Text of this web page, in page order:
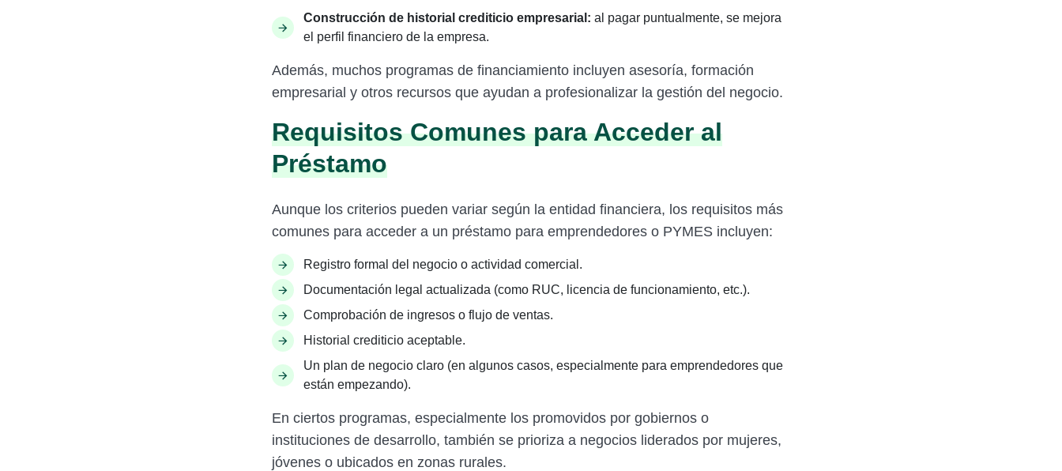
Construcción de historial crediticio empresarial: al pagar puntualmente, se mejora
el perfil financiero de la empresa.
Además, muchos programas de financiamiento incluyen asesoría, formación
empresarial y otros recursos que ayudan a profesionalizar la gestión del negocio.
Requisitos Comunes para Acceder al
Préstamo
Aunque los criterios pueden variar según la entidad financiera, los requisitos más
comunes para acceder a un préstamo para emprendedores o PYMES incluyen:
Registro formal del negocio o actividad comercial.
Documentación legal actualizada (como RUC, licencia de funcionamiento, etc.).
Comprobación de ingresos o flujo de ventas.
Historial crediticio aceptable.
Un plan de negocio claro (en algunos casos, especialmente para emprendedores que
están empezando).
En ciertos programas, especialmente los promovidos por gobiernos o
instituciones de desarrollo, también se prioriza a negocios liderados por mujeres,
jóvenes o ubicados en zonas rurales.